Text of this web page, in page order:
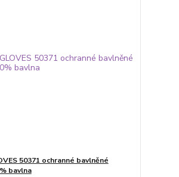
50371 ochranné bavlněné
bavlna